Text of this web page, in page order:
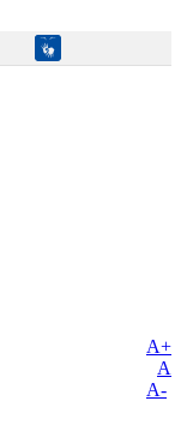
A+
A
A-